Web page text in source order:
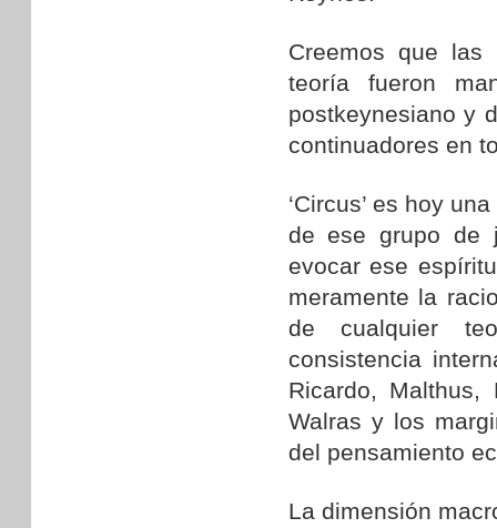
Creemos que las
teoría fueron
postkeynesiano y
continuadores en
‘Circus’ es hoy
de ese grupo de
evocar ese
meramente la
de cualquier
consistencia
Ricardo,
Walras y los
del pensamiento
La dimensión